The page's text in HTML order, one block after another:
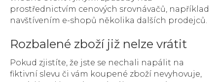
prostřednictvím cenových srovnávačů, například
navštívením e-shopů několika dalších prodejců.
Rozbalené zboží již nelze vrátit
Pokud zjistíte, že jste se nechali napálit na
fiktivní slevu či vám koupené zboží nevyhovuje,